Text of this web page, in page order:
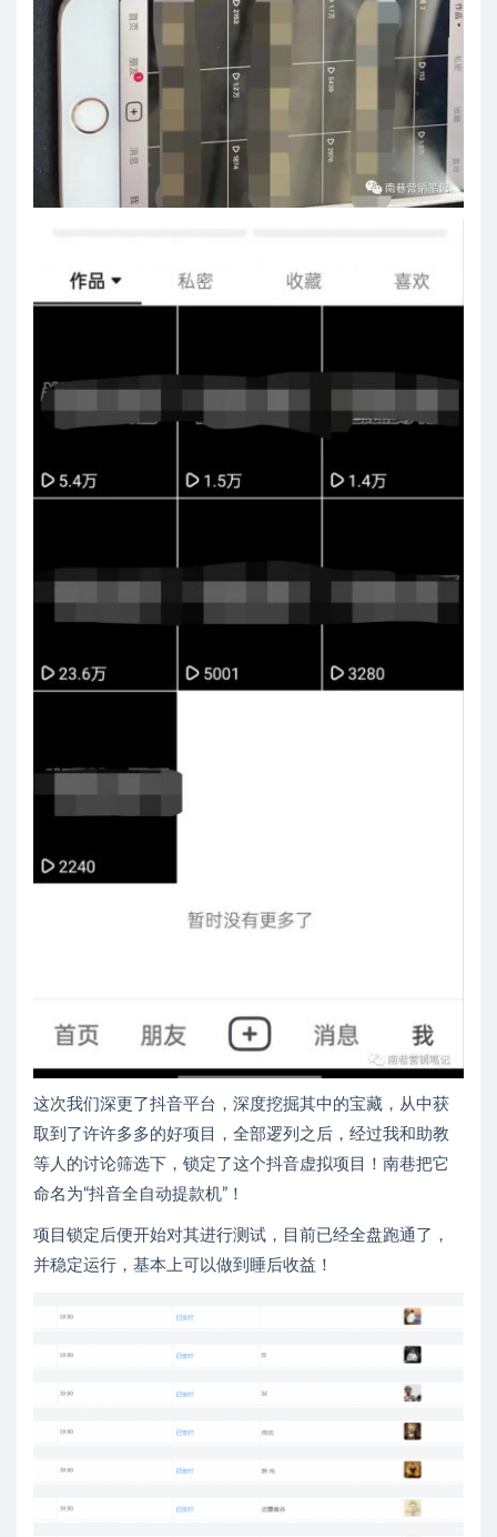
这次我们深更了抖音平台，深度挖掘其中的宝藏，从中获
取到了许许多多的好项目，全部逻列之后，经过我和助教
等人的讨论筛选下，锁定了这个抖音虚拟项目！南巷把它
命名为“抖音全自动提款机”！
项目锁定后便开始对其进行测试，目前已经全盘跑通了，
并稳定运行，基本上可以做到睡后收益！